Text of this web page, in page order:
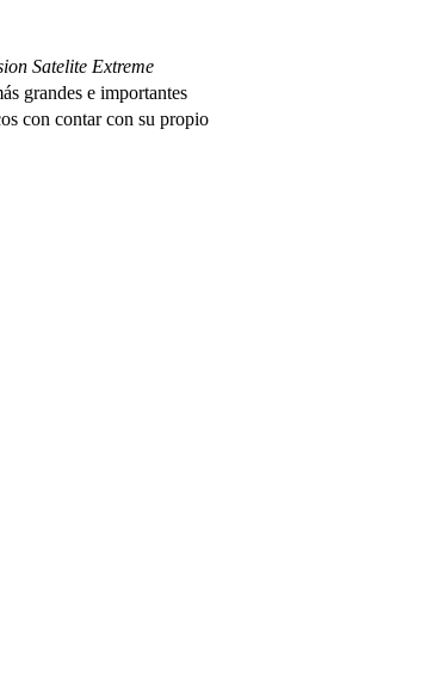
Satelite Extreme
grandes e importantes
con contar con su propio